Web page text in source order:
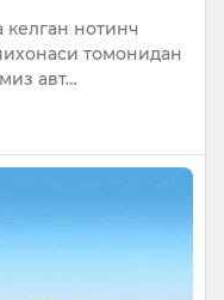
нотинч
томонидан
авт…